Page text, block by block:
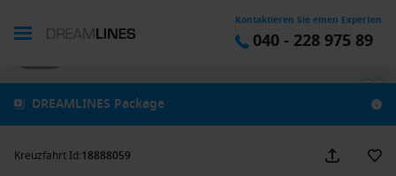
Kontaktieren Sie einen Experten
040 - 228 975 89
DREAMLINES Package
Kreuzfahrt Id:18888059